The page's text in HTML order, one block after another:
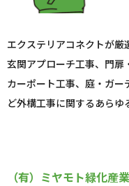
エクステリアコネクトが厳
玄関アプローチ工事、門扉
カーポート工事、庭・ガ
ど外構工事に関するあらゆ
（有）ミヤモト緑化産業